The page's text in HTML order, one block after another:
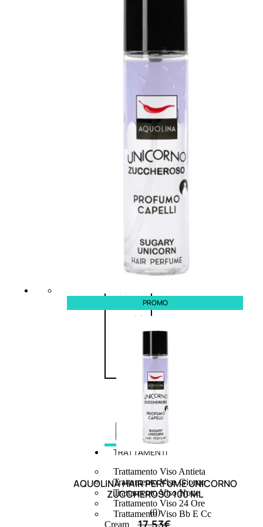
Cipria
Fard/Blush
Illuminante
abbronzanti
Fissatore
trucco
Unghie
Smalto
effetti
speciali
Solvente
Trattamenti
unghie
Cofanetti
TRATTAMENTI
Trattamento Viso Antieta
Trattamento Viso Giorno
Trattamento Viso Notte
Trattamento Viso 24 Ore
Trattamento Viso Bb E Cc
Cream
PROMO
AQUOLINA HAIR PERFUME UNICORNO
ZUCCHEROSO 100 ML
(0)